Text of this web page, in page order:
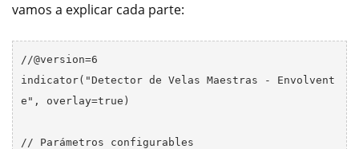
vamos a explicar cada parte:
//@version=6
indicator("Detector de Velas Maestras - Envolvent
e", overlay=true)
// Parámetros configurables